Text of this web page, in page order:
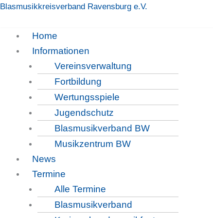
Zum
springen
Blasmusikkreisverband Ravensburg e.V.
Menü
Home
Informationen
Vereinsverwaltung
Fortbildung
Wertungsspiele
Jugendschutz
Blasmusikverband BW
Musikzentrum BW
News
Termine
Alle Termine
Blasmusikverband
Oktober 2024
Unterlagen Vorstandstag 2024 in Altshausen